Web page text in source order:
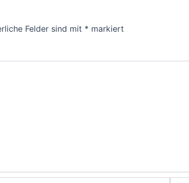
Felder sind mit * markiert